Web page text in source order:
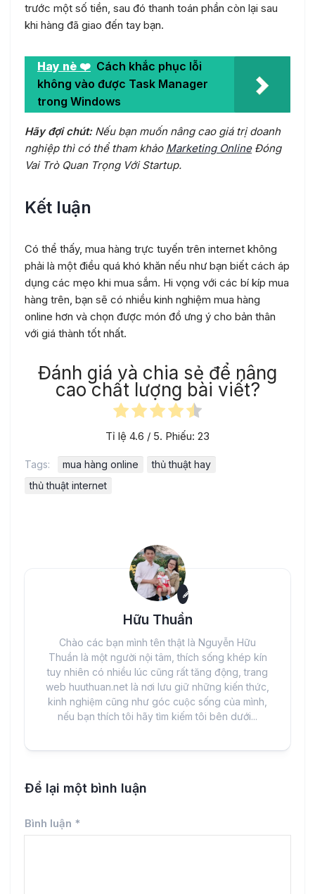
trước một số tiền, sau đó thanh toán phần còn lại sau
khi hàng đã giao đến tay bạn.
Hay nè ❤️ Cách khắc phục lỗi
không vào được Task Manager
trong Windows
Hãy đợi chút: Nếu bạn muốn nâng cao giá trị doanh
nghiệp thì có thể tham khảo Marketing OnlineĐóng
Vai Trò Quan Trọng Với Startup.
Kết luận
Có thể thấy, mua hàng trực tuyến trên internet không
phải là một điều quá khó khăn nếu như bạn biết cách áp
dụng các mẹo khi mua sắm. Hi vọng với các bí kíp mua
hàng trên, bạn sẽ có nhiều kinh nghiệm mua hàng
online hơn và chọn được món đồ ưng ý cho bản thân
với giá thành tốt nhất.
Đánh giá và chia sẻ để nâng
cao chất lượng bài viết?
Tỉ lệ 4.6 / 5. Phiếu: 23
Tags: mua hàng online
thủ thuật hay
thủ thuật internet
Hữu Thuần
Chào các bạn mình tên thật là Nguyễn Hữu
Thuần là một người nội tâm, thích sống khép kín
tuy nhiên có nhiều lúc cũng rất tăng động, trang
web huuthuan.net là nơi lưu giữ những kiến thức,
kinh nghiệm cũng như góc cuộc sống của mình,
nếu bạn thích tôi hãy tìm kiếm tôi bên dưới...
Để lại một bình luận
Bình luận *